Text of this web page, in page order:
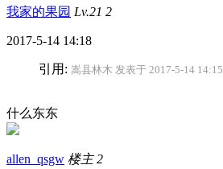
我家的果园 Lv.21 2
2017-5-14 14:18
引用: 嵩县林木 发表于 2017-5-14 14:15
什么东东
allen_qsgw 楼主 2